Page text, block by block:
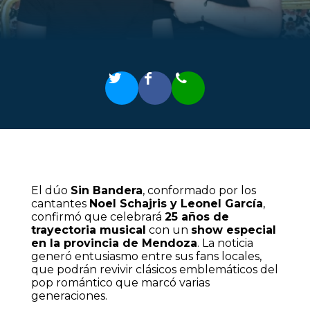
El dúo Sin Bandera, conformado por los
cantantes Noel Schajris y Leonel García,
confirmó que celebrará 25 años de
trayectoria musical con un show especial
en la provincia de Mendoza. La noticia
generó entusiasmo entre sus fans locales,
que podrán revivir clásicos emblemáticos del
pop romántico que marcó varias
generaciones.